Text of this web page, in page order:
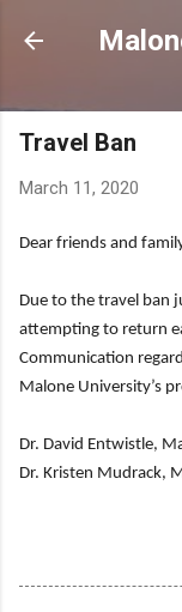
Travel Ban
March 11, 2020
Dear friends and
Due to the travel ban
attempting to return
Communication
Malone University’s
Dr. David Entwistle,
Dr. Kristen Mudrack,